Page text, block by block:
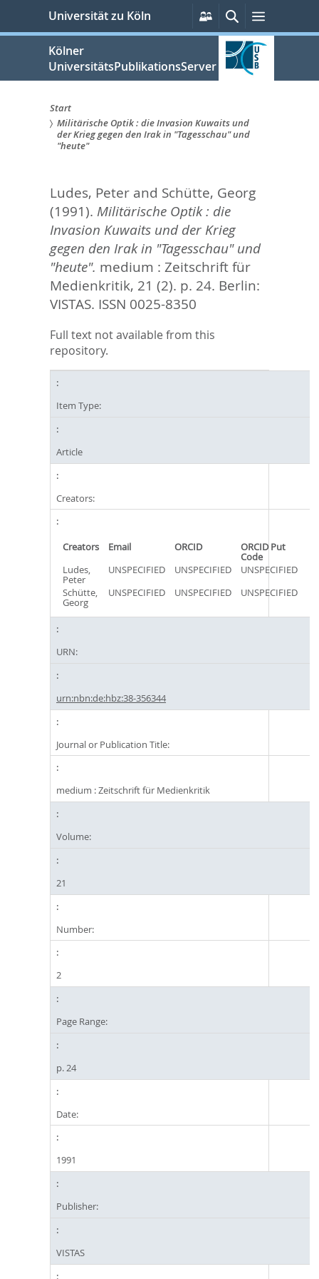
springen
Universität zu Köln
Persönliche
Services
SucheMenü
Kölner
UniversitätsPublikationsServer
Sie
hier:
Start
Militärische Optik : die Invasion Kuwaits und
der Krieg gegen den Irak in "Tagesschau" und
"heute"
Ludes, Peterand Schütte, Georg
(1991). Militärische Optik : die
Invasion Kuwaits und der Krieg
gegen den Irak in "Tagesschau" und
"heute". medium : Zeitschrift für
Medienkritik, 21 (2). p. 24. Berlin:
VISTAS. ISSN 0025-8350
Full text not available from this
repository.
Item Type:
Article
Creators:
Creators Email ORCID ORCID Put
Code
Ludes,
Peter
UNSPECIFIED UNSPECIFIED
UNSPECIFIED
Schütte,
Georg
UNSPECIFIED UNSPECIFIED UNSPECIFIED
URN:
urn:nbn:de:hbz:38-356344
Journal or Publication Title:
medium : Zeitschrift für Medienkritik
Volume:
21
Number:
2
Page Range:
p. 24
Date:
1991
Publisher:
VISTAS